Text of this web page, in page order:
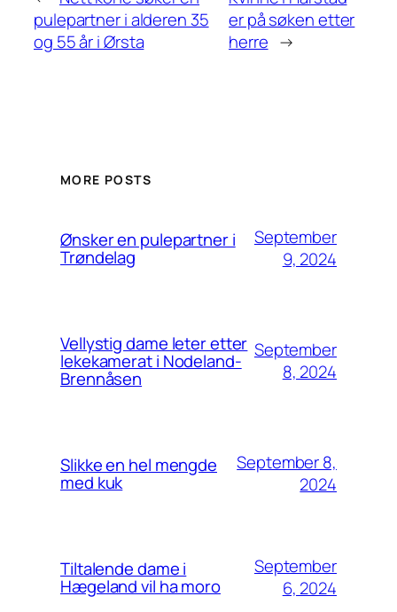
pulepartner i alderen 35
og 55 år i Ørsta
er på søken etter
herre →
MORE POSTS
Ønsker en pulepartner i
Trøndelag
September
9, 2024
Vellystig dame leter etter
lekekamerat i Nodeland-
Brennåsen
September
8, 2024
Slikke en hel mengde
med kuk
September 8,
2024
Tiltalende dame i
Hægeland vil ha moro
September
6, 2024